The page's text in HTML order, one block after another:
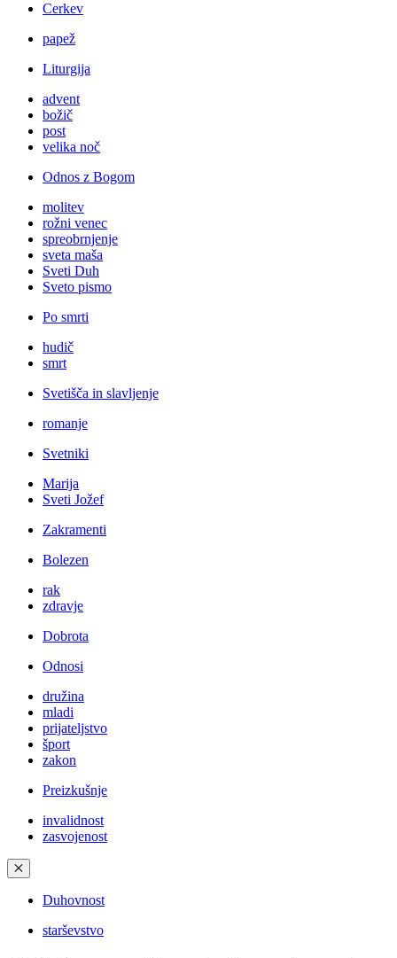
Cerkev
papež
Liturgija
advent
božič
post
velika noč
Odnos z Bogom
molitev
rožni venec
spreobrnjenje
sveta maša
Sveti Duh
Sveto pismo
Po smrti
hudič
smrt
Svetišča in slavljenje
romanje
Svetniki
Marija
Sveti Jožef
Zakramenti
Bolezen
rak
zdravje
Dobrota
Odnosi
družina
mladi
prijateljstvo
šport
zakon
Preizkušnje
invalidnost
zasvojenost
✕
Duhovnost
starševstvo